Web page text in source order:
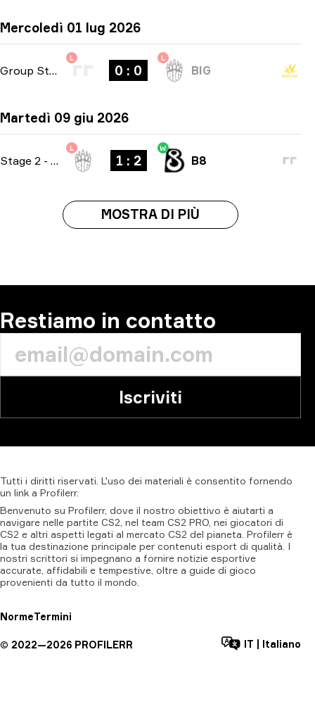
Mercoledì 01 lug 2026
Group Stage
L
0 : 0
L
BIG
Martedì 09 giu 2026
Stage 2 - bo3
L
1 : 2
W
B8
MOSTRA DI PIÙ
Restiamo in contatto
Iscriviti
Tutti i diritti riservati. L'uso dei materiali è consentito fornendo
un link a Profilerr.
Benvenuto su Profilerr, dove il nostro obiettivo è aiutarti a
navigare nelle partite CS2, nel team CS2 PRO, nei giocatori di
CS2 e altri aspetti legati al mercato CS2 del pianeta. Profilerr è
la tua destinazione principale per contenuti esport di qualità. I
nostri scrittori si impegnano a fornire notizie esportive
accurate, affidabili e tempestive, oltre a guide di gioco
provenienti da tutto il mondo.
NormeTermini
© 2022—2026 PROFILERR IT Italiano